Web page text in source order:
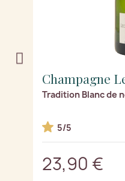
Champagne
Tradition Blanc de
5/5
23,90 €